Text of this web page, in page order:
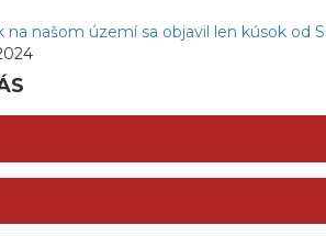
na našom území sa objavil len kúsok od